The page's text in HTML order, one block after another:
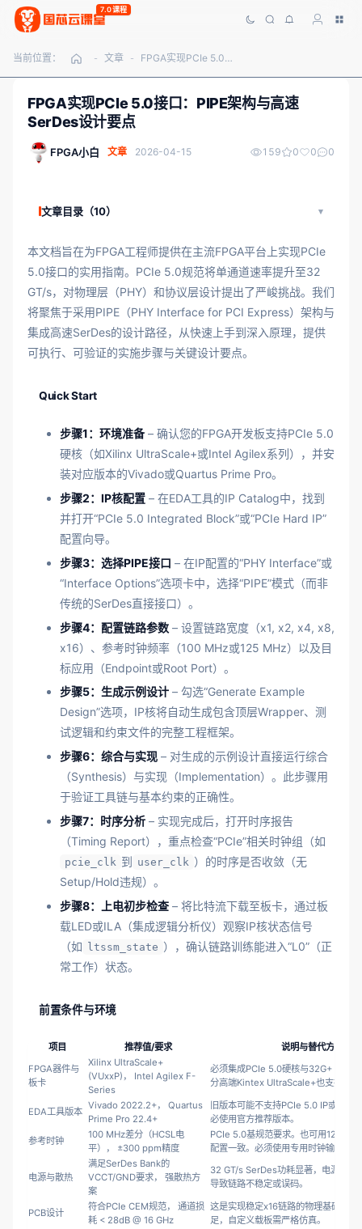
7.0课程
当前位置： - 文章 - FPGA实现PCIe 5.0接口：PIPE架构与高速SerDes设计要点
FPGA实现PCIe 5.0接口：PIPE架构与高速
SerDes设计要点
FPGA小白 文章 2026-04-15 159 0 0 0
文章目录（10）
本文档旨在为FPGA工程师提供在主流FPGA平台上实现PCIe
5.0接口的实用指南。PCIe 5.0规范将单通道速率提升至32
GT/s，对物理层（PHY）和协议层设计提出了严峻挑战。我们
将聚焦于采用PIPE（PHY Interface for PCI Express）架构与
集成高速SerDes的设计路径，从快速上手到深入原理，提供
可执行、可验证的实施步骤与关键设计要点。
Quick Start
步骤1：环境准备– 确认您的FPGA开发板支持PCIe 5.0
硬核（如Xilinx UltraScale+或Intel Agilex系列），并安
装对应版本的Vivado或Quartus Prime Pro。
步骤2：IP核配置 – 在EDA工具的IP Catalog中，找到
并打开“PCIe 5.0 Integrated Block”或“PCIe Hard IP”
配置向导。
步骤3：选择PIPE接口 – 在IP配置的“PHY Interface”或
“Interface Options”选项卡中，选择“PIPE”模式（而非
传统的SerDes直接接口）。
步骤4：配置链路参数 – 设置链路宽度（x1, x2, x4, x8,
x16）、参考时钟频率（100 MHz或125 MHz）以及目
标应用（Endpoint或Root Port）。
步骤5：生成示例设计 – 勾选“Generate Example
Design”选项，IP核将自动生成包含顶层Wrapper、测
试逻辑和约束文件的完整工程框架。
步骤6：综合与实现 – 对生成的示例设计直接运行综合
（Synthesis）与实现（Implementation）。此步骤用
于验证工具链与基本约束的正确性。
步骤7：时序分析 – 实现完成后，打开时序报告
（Timing Report），重点检查“PCIe”相关时钟组（如
pcie_clk 到 user_clk ）的时序是否收敛（无
Setup/Hold违规）。
步骤8：上电初步检查 – 将比特流下载至板卡，通过板
载LED或ILA（集成逻辑分析仪）观察IP核状态信号
（如
ltssm_state ），确认链路训练能进入“L0”（正
常工作）状态。
前置条件与环境
项目 推荐值/要求
说明与替代方案
FPGA器件与
板卡
Xilinx UltraScale+
(VUxxP)， Intel Agilex F-
Series
必须集成PCIe 5.0硬核与32G+
分高端Kintex UltraScale+也支持。
EDA工具版本
Vivado 2022.2+， Quartus
Prime Pro 22.4+
旧版本可能不支持PCIe 5.0 IP或存在
必使用官方推荐版本。
参考时钟
100 MHz差分（HCSL电
平）， ±300 ppm精度
PCIe 5.0基规范要求。也可用125
配置一致。必须使用专用时钟输入引
电源与散热
满足SerDes Bank的
VCCT/GND要求， 强散热方
案
32 GT/s SerDes功耗显著，电源纹波
导致链路不稳定或误码。
PCB设计
符合PCIe CEM规范， 通道损
耗 < 28dB @ 16 GHz
这是实现稳定x16链路的物理基础。评
足，自定义载板需严格仿真。